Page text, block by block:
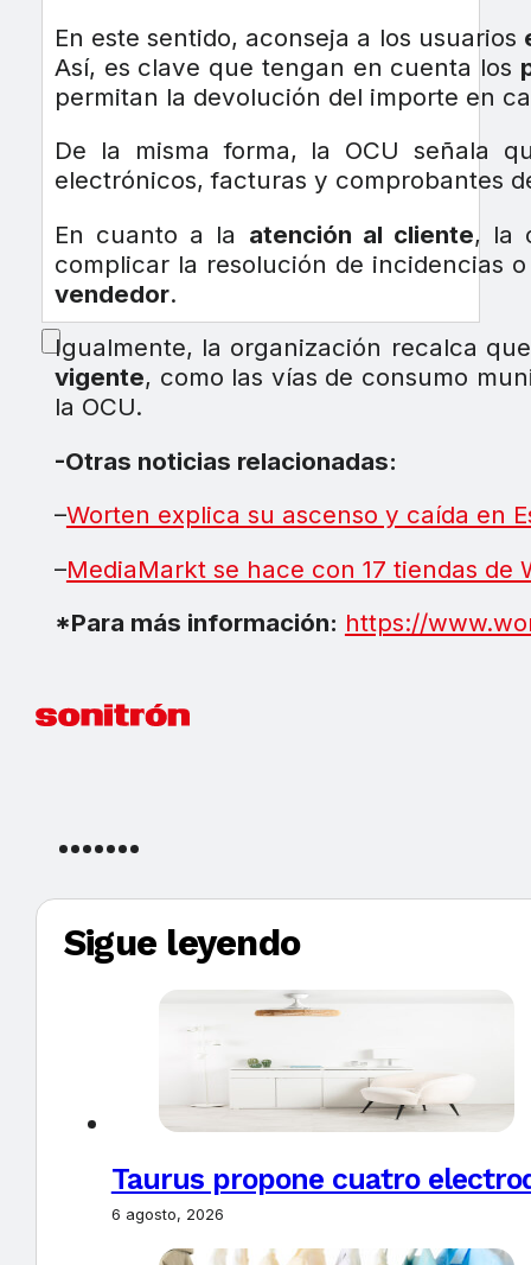
En este sentido, aconseja a los usuarios
Así, es clave que tengan en cuenta los
permitan la devolución del importe en
De la misma forma, la OCU señala
electrónicos, facturas y comprobantes
En cuanto a la atención al cliente, la
complicar la resolución de incidencias
vendedor.
Igualmente, la organización recalca
vigente, como las vías de consumo
la OCU.
-Otras noticias relacionadas:
–Worten explica su ascenso y caída en
–MediaMarkt se hace con 17 tiendas de
*Para más información: https://
Sigue leyendo
Taurus propone cuatro
6 agosto, 2026